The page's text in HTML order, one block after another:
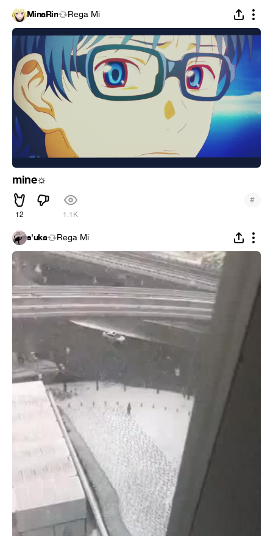
MinaRin Rega Mi
mine☼
12 1.1K
#
s'uka Rega Mi